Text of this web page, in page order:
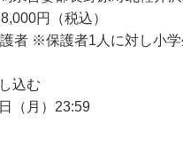
円（税込）
者 ※保護者1人に対し小
込む
（月）23:59